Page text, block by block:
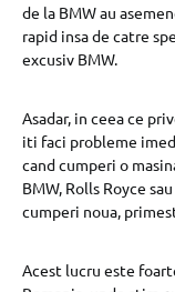
de la BMW au
rapid insa de catre
excusiv BMW.
Asadar, in ceea ce
iti faci probleme
cand cumperi o
BMW, Rolls Royce
cumperi noua,
Acest lucru este